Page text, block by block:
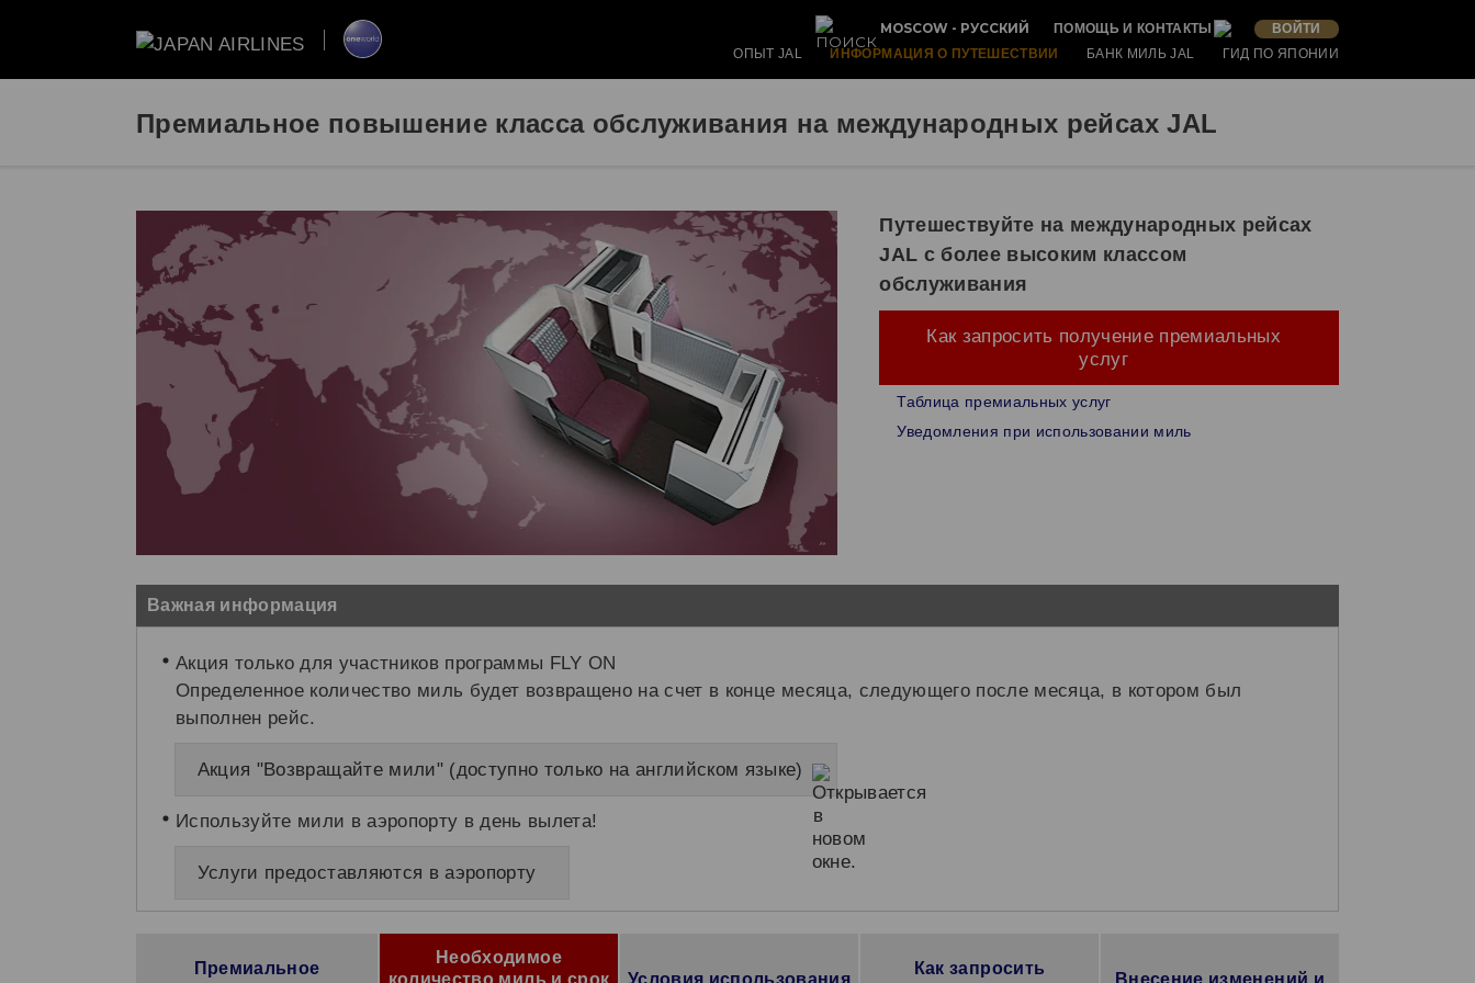
MOSCOW - РУССКИЙ ПОМОЩЬ И КОНТАКТЫ ВОЙТИ
ОПЫТ JAL ИНФОРМАЦИЯ О ПУТЕШЕСТВИИ БАНК МИЛЬ JAL ГИД ПО ЯПОНИИ
Премиальное повышение класса обслуживания на международных рейсах JAL
Путешествуйте на международных рейсах
JAL с более высоким классом
обслуживания
Как запросить получение премиальных
услуг
Таблица премиальных услуг
Уведомления при использовании миль
Важная информация
Акция только для участников программы FLY ON
Определенное количество миль будет возвращено на счет в конце месяца, следующего после месяца, в котором был
выполнен рейс.
Акция "Возвращайте мили" (доступно только на английском языке)
Используйте мили в аэропорту в день вылета!
Услуги предоставляются в аэропорту
Премиальное
Необходимое
количество миль и срок
Условия использования
Как запросить
Внесение изменений и